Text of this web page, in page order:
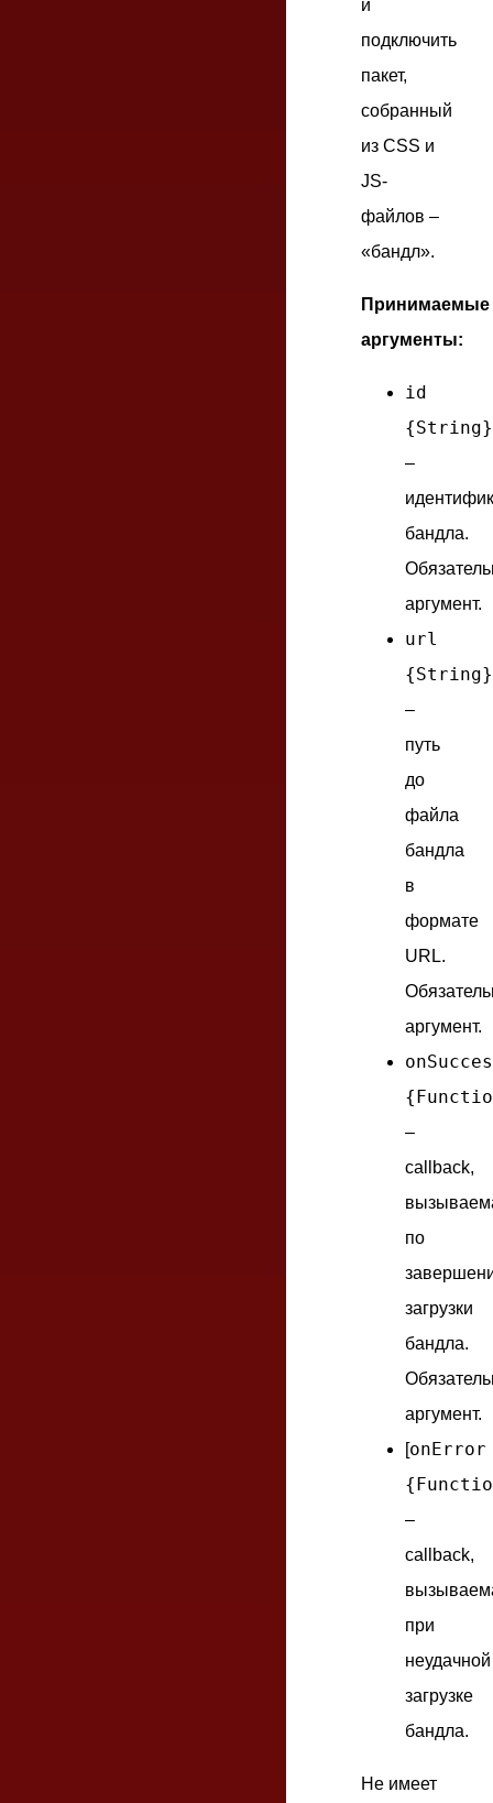
и
подключить
пакет,
собранный
из CSS и
JS-
файлов –
«бандл».
Принимаемые
аргументы:
id
{String}
–
бандла.
аргумент.
url
{String}
–
путь
до
файла
бандла
в
формате
URL.
аргумент.
–
callback,
по
загрузки
бандла.
аргумент.
[onError
–
callback,
при
неудачной
загрузке
бандла.
Не имеет